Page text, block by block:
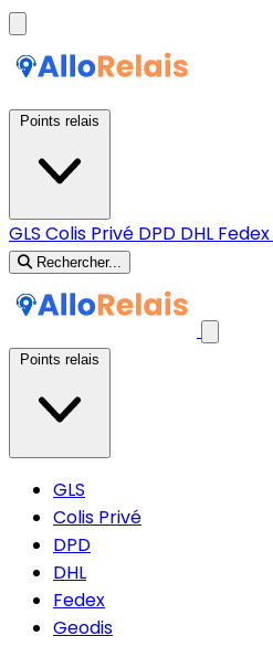
GLS Colis Privé DPD DHL Fedex
Rechercher...
GLS
Colis Privé
DPD
DHL
Fedex
Geodis